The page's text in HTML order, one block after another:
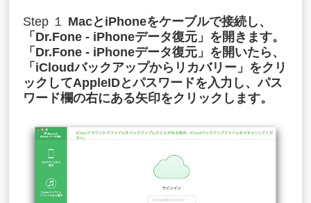
Step １ MacとiPhoneをケーブルで接続し、
「Dr.Fone - iPhoneデータ復元」を開きます。
「Dr.Fone - iPhoneデータ復元」を開いたら、
「iCloudバックアップからリカバリー」をクリ
ックしてAppleIDとパスワードを入力し、パス
ワード欄の右にある矢印をクリックします。